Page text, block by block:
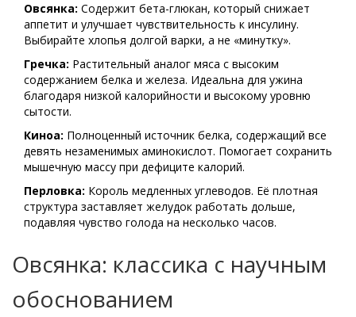
Овсянка: Содержит бета-глюкан, который снижает
аппетит и улучшает чувствительность к инсулину.
Выбирайте хлопья долгой варки, а не «минутку».
Гречка: Растительный аналог мяса с высоким
содержанием белка и железа. Идеальна для ужина
благодаря низкой калорийности и высокому уровню
сытости.
Киноа: Полноценный источник белка, содержащий все
девять незаменимых аминокислот. Помогает сохранить
мышечную массу при дефиците калорий.
Перловка: Король медленных углеводов. Её плотная
структура заставляет желудок работать дольше,
подавляя чувство голода на несколько часов.
Овсянка: классика с научным
обоснованием